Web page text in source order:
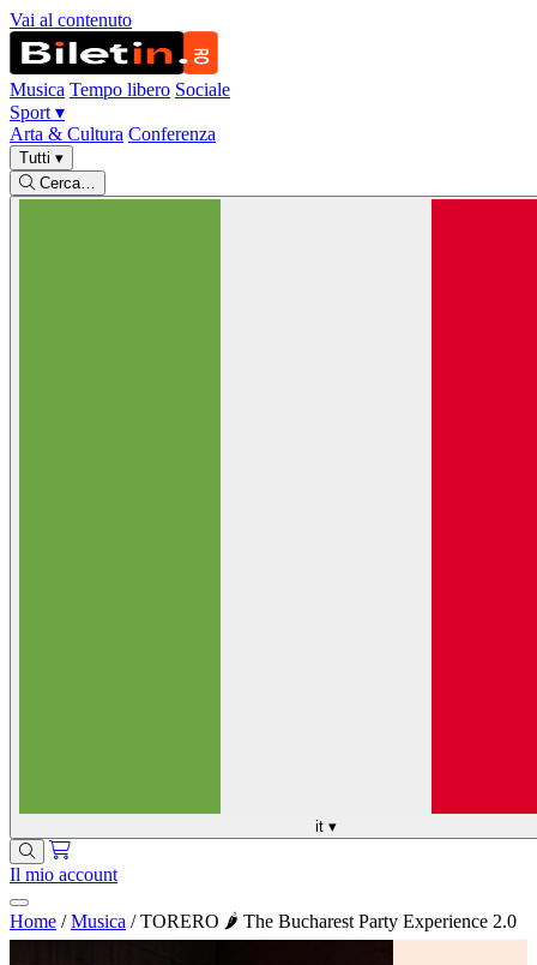
Vai al contenuto
Musica Tempo libero Sociale
Sport ▾
Arta & Cultura Conferenza
Tutti ▾
Cerca…
it ▾
Il mio account
Home / Musica / TORERO 🌶️ The Bucharest Party Experience 2.0